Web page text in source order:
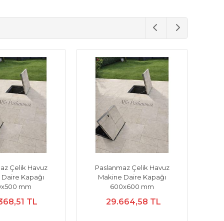
Çelik Havuz
Kapağı
mm
TL
Paslanmaz Çelik Havuz
Makine Daire Kapağı
600x600 mm
29.664,58 TL